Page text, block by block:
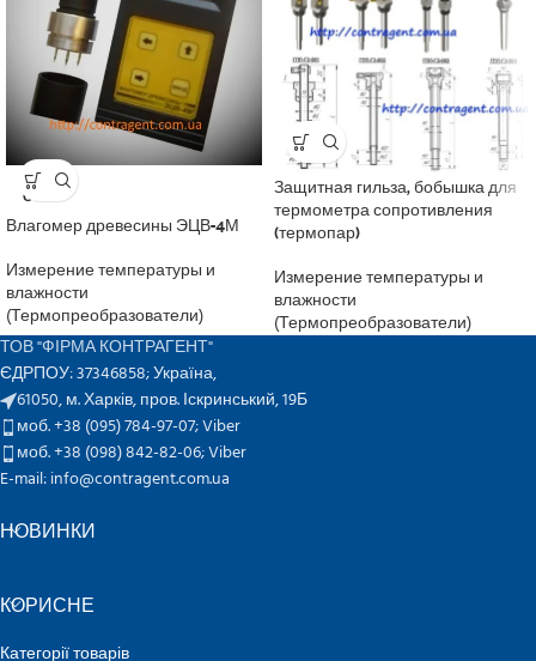
SOLD
OUT
Влагомер древесины ЭЦВ-4М
Измерение температуры и
влажности
(Термопреобразователи)
Защитная гильза, бобышка для
термометра сопротивления
(термопар)
Измерение температуры и
влажности
(Термопреобразователи)
ТОВ "ФІРМА КОНТРАГЕНТ"
ЄДРПОУ: 37346858; Україна,
61050, м. Харків, пров. Іскринський, 19Б
моб. +38 (095) 784-97-07;Viber
моб. +38 (098) 842-82-06;Viber
E-mail: info@contragent.com.ua
НОВИНКИ
КОРИСНЕ
Категорії товарів